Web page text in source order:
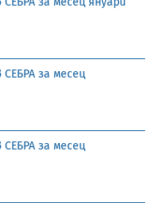
за месец
за месец